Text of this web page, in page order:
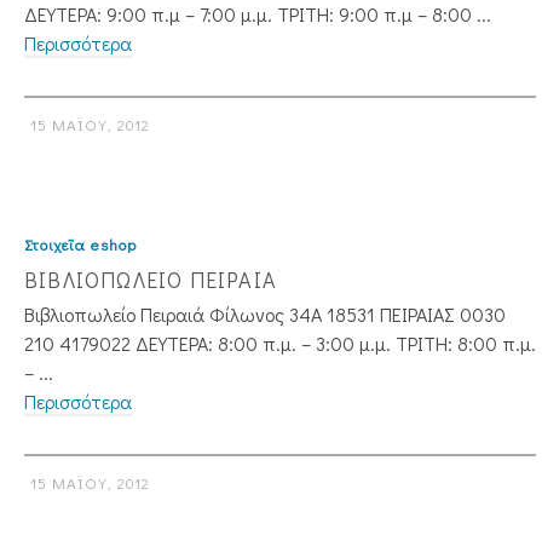
ΔΕΥΤΕΡΑ: 9:00 π.μ – 7:00 μ.μ. ΤΡΙΤΗ: 9:00 π.μ – 8:00 ...
Περισσότερα
15 ΜΑΪ́ΟΥ, 2012
Στοιχεῖα eshop
ΒΙΒΛΙΟΠΩΛΕΙΟ ΠΕΙΡΑΙΑ
Βιβλιοπωλείο Πειραιά Φίλωνος 34Α 18531 ΠΕΙΡΑΙΑΣ 0030
210 4179022 ΔΕΥΤΕΡΑ: 8:00 π.μ. – 3:00 μ.μ. ΤΡΙΤΗ: 8:00 π.μ.
– ...
Περισσότερα
15 ΜΑΪ́ΟΥ, 2012